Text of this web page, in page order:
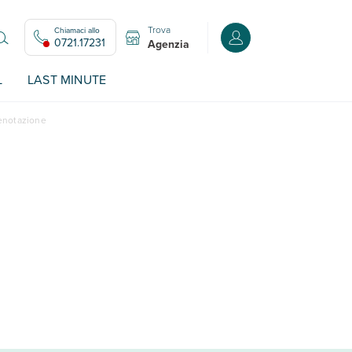
Chiamaci allo
0721.17231
Trova
Agenzia Accedi o registrati
LAST MINUTE